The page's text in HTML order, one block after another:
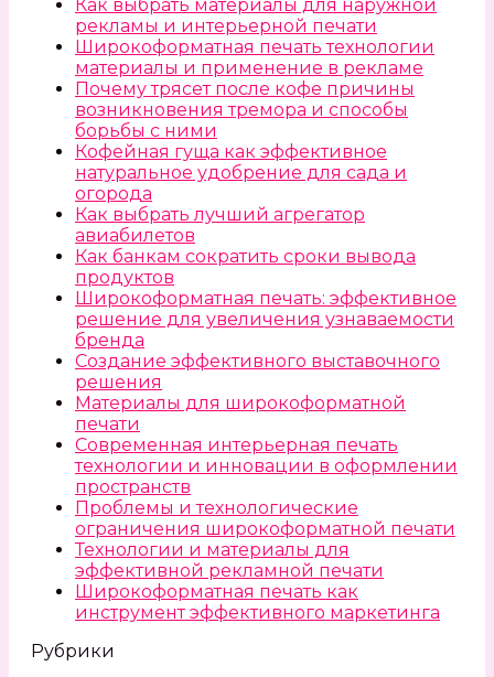
Как выбрать материалы для наружной
рекламы и интерьерной печати
Широкоформатная печать технологии
материалы и применение в рекламе
Почему трясет после кофе причины
возникновения тремора и способы
борьбы с ними
Кофейная гуща как эффективное
натуральное удобрение для сада и
огорода
Как выбрать лучший агрегатор
авиабилетов
Как банкам сократить сроки вывода
продуктов
Широкоформатная печать: эффективное
решение для увеличения узнаваемости
бренда
Создание эффективного выставочного
решения
Материалы для широкоформатной
печати
Современная интерьерная печать
технологии и инновации в оформлении
пространств
Проблемы и технологические
ограничения широкоформатной печати
Технологии и материалы для
эффективной рекламной печати
Широкоформатная печать как
инструмент эффективного маркетинга
Рубрики